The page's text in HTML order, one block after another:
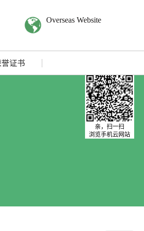
Overseas Website
誉证书
亲，扫一扫
浏览手机云网站